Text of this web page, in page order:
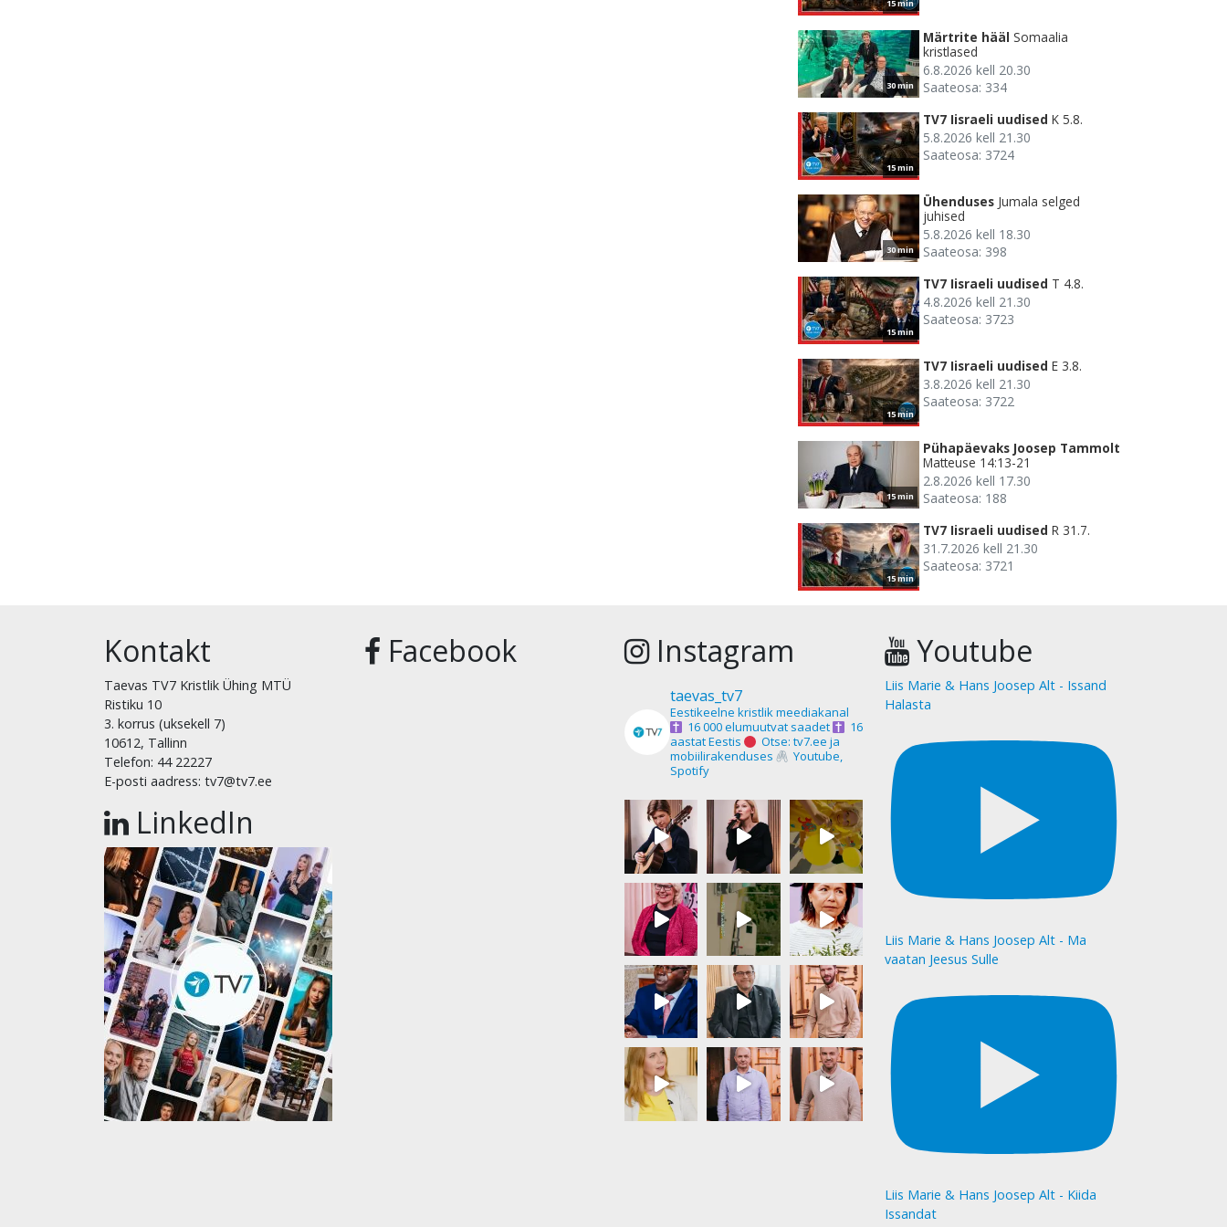
15 min
30 min
Märtrite hääl Somaalia
kristlased
6.8.2026 kell 20.30
Saateosa: 334
15 min
TV7 Iisraeli uudised K 5.8.
5.8.2026 kell 21.30
Saateosa: 3724
30 min
Ühenduses Jumala selged
juhised
5.8.2026 kell 18.30
Saateosa: 398
15 min
TV7 Iisraeli uudised T 4.8.
4.8.2026 kell 21.30
Saateosa: 3723
15 min
TV7 Iisraeli uudised E 3.8.
3.8.2026 kell 21.30
Saateosa: 3722
15 min
Pühapäevaks Joosep Tammolt
Matteuse 14:13-21
2.8.2026 kell 17.30
Saateosa: 188
15 min
TV7 Iisraeli uudised R 31.7.
31.7.2026 kell 21.30
Saateosa: 3721
Kontakt
Taevas TV7 Kristlik Ühing MTÜ
Ristiku 10
3. korrus (uksekell 7)
10612, Tallinn
Telefon: 44 22227
E-posti aadress: tv7@tv7.ee
LinkedIn
Facebook Instagram
taevas_tv7
Eestikeelne kristlik meediakanal
16 000 elumuutvat saadet
16
aastat Eestis
Otse: tv7.ee ja
mobiilirakenduses
Youtube,
Spotify
Youtube
Liis Marie & Hans Joosep Alt - Issand
Halasta
Liis Marie & Hans Joosep Alt - Ma
vaatan Jeesus Sulle
Liis Marie & Hans Joosep Alt - Kiida
Issandat